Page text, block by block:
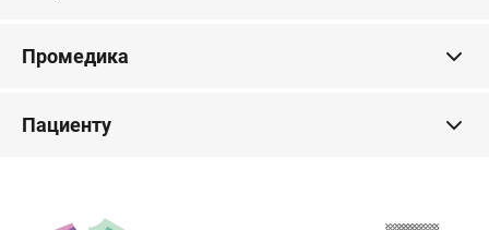
Промедика
Пациенту